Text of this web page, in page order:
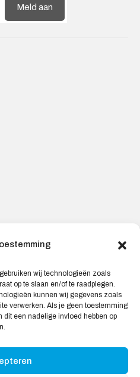
wij technologieën zoals
op te slaan en/of te raadplegen.
kunnen wij gegevens zoals
verwerken. Als je geen toestemming
dit een nadelige invloed hebben op
Meld aan